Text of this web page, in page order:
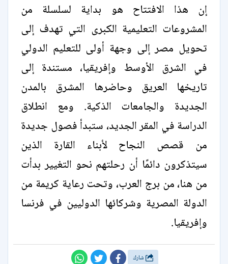
إن هذا الافتتاح هو بداية لسلسلة من
المشروعات التعليمية الكبرى التي تهدف إلى
تحويل مصر إلى وجهة أولى للتعليم الدولي
في الشرق الأوسط وإفريقيا، مستندة إلى
تاريخها العريق وحاضرها المشرق بالمدن
الجديدة والجامعات الذكية. ومع انطلاق
الدراسة في المقر الجديد، ستبدأ فصول جديدة
من قصص النجاح لأبناء القارة الذين
سيتذكرون دائمًا أن رحلتهم نحو التغيير بدأت
من هنا، من برج العرب، وتحت رعاية كريمة من
الدولة المصرية وشركائها الدوليين في فرنسا
وإفريقيا.